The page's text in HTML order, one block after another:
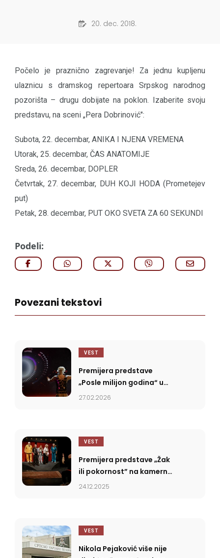
20. dec. 2018.
Počelo je praznično zagrevanje! Za jednu kupljenu
ulaznicu s dramskog repertoara Srpskog narodnog
pozorišta – drugu dobijate na poklon. Izaberite svoju
predstavu, na sceni „Pera Dobrinović":
Subota, 22. decembar, ANIКA I NJENA VREMENA
Utorak, 25. decembar, ČAS ANATOMIJE
Sreda, 26. decembar, DOPLER
Četvrtak, 27. decembar, DUH КOJI HODA (Prometejev
put)
Petak, 28. decembar, PUT OКO SVETA ZA 60 SEКUNDI
Podeli:
Povezani tekstovi
VEST
Premijera predstave
„Posle milijon godina“ u
SNP-u
27.02.2026
VEST
Premijera predstave „Žak
ili pokornost” na kamernoj
sceni SNP-a
24.12.2025
VEST
Nikola Pejaković više nije